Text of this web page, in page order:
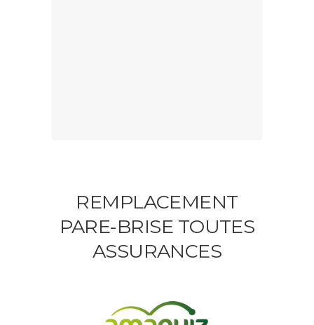
REMPLACEMENT
PARE-BRISE TOUTES
ASSURANCES